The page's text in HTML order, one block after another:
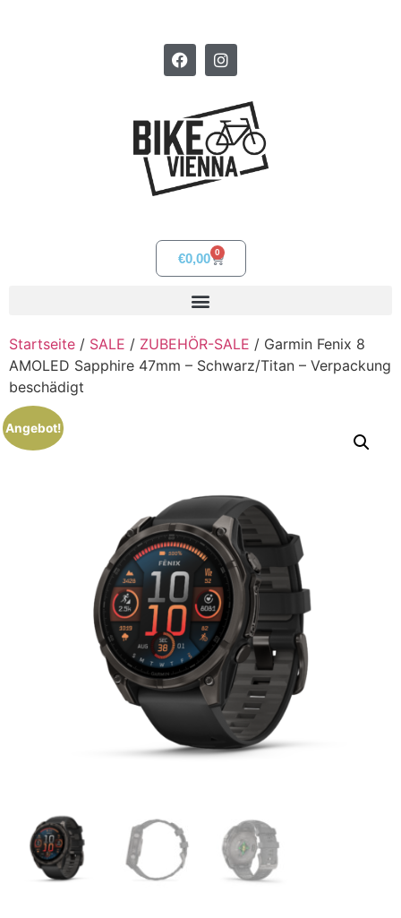
€0,00 0
Startseite / SALE / ZUBEHÖR-SALE / Garmin Fenix 8
AMOLED Sapphire 47mm – Schwarz/Titan – Verpackung
beschädigt
Angebot!